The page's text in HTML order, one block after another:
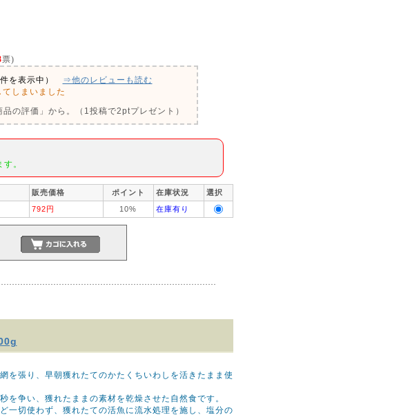
票)
表示中）
⇒他のレビューも読む
しまいました
品の評価」から。（1投稿で2ptプレゼント）
。
販売価格 ポイント 在庫状況
選択
792円 10% 在庫有り
を張り、早朝獲れたてのかたくちいわしを活きたまま使
を争い、獲れたままの素材を乾燥させた自然食です。
一切使わず、獲れたての活魚に流水処理を施し、塩分の